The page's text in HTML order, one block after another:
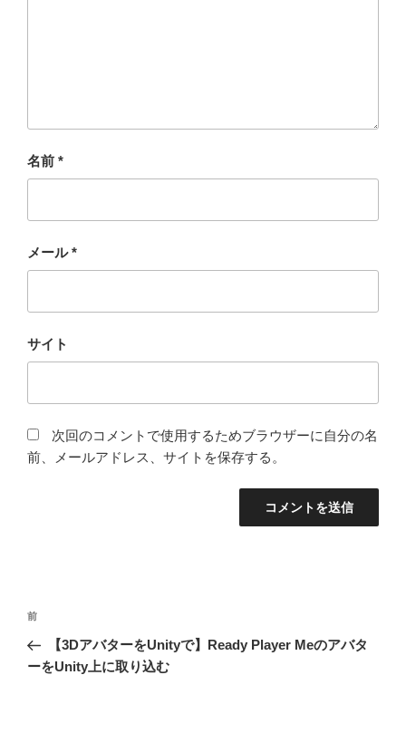
名前 *
メール*
サイト
次回のコメントで使用するためブラウザーに自分の名
前、メールアドレス、サイトを保存する。
投
ナ
前
の
投
前
【3DアバターをUnityで】Ready Player Meのアバタ
ーをUnity上に取り込む